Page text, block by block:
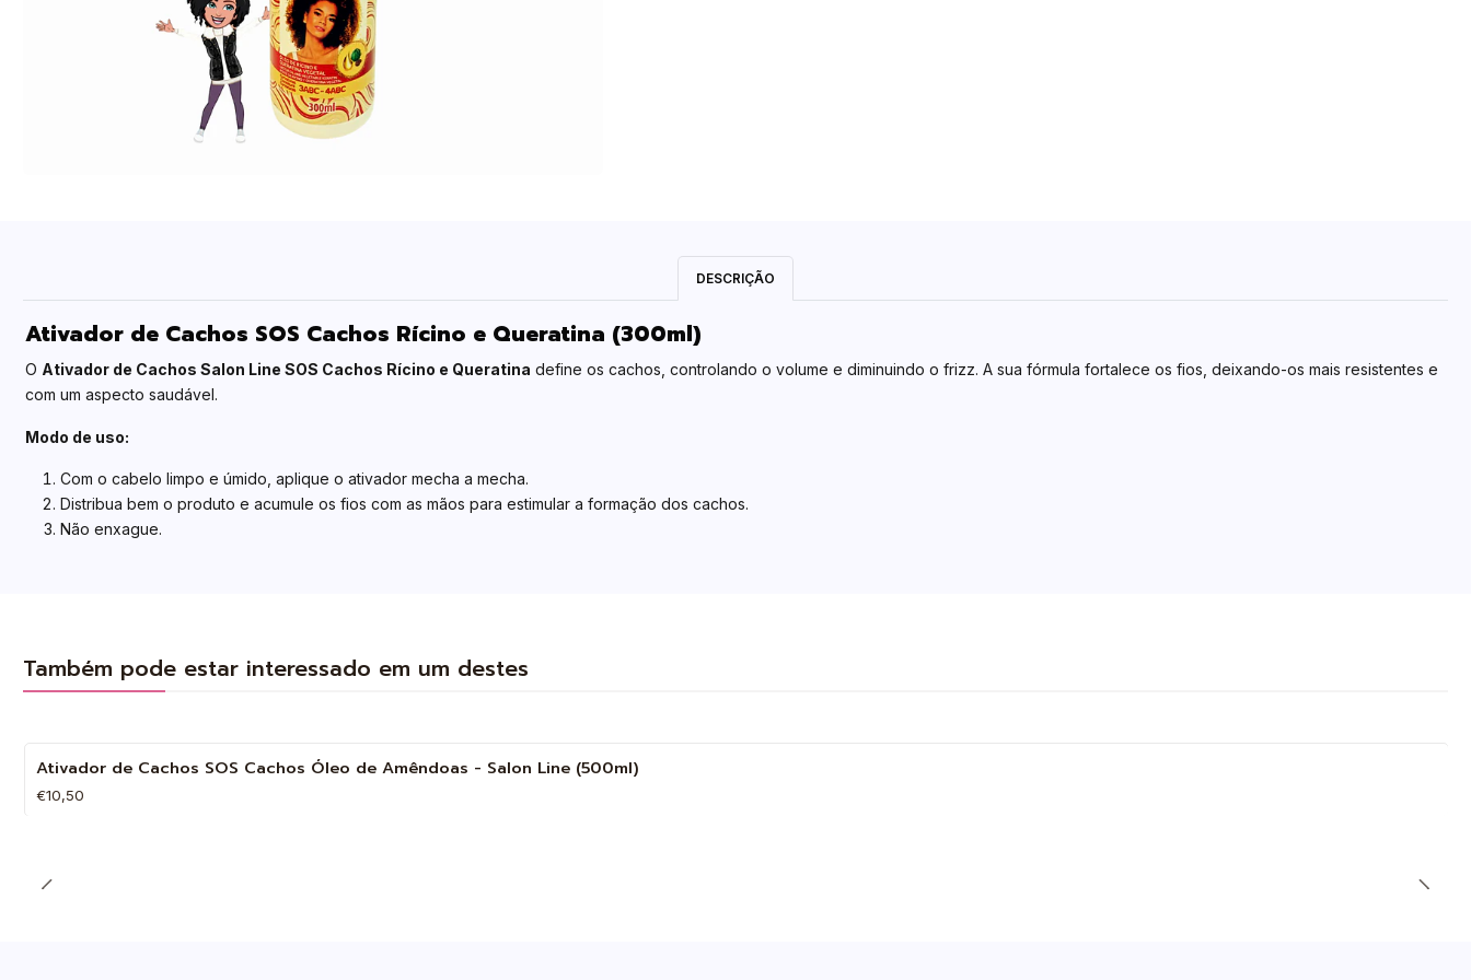
DESCRIÇÃO
Ativador de Cachos SOS Cachos Rícino e Queratina (300ml)
O Ativador de Cachos Salon Line SOS Cachos Rícino e Queratina define os cachos, controlando o volume e diminuindo o frizz. A sua fórmula fortalece os fios, deixando-os mais resistentes e
com um aspecto saudável.
Modo de uso:
Com o cabelo limpo e úmido, aplique o ativador mecha a mecha.
Distribua bem o produto e acumule os fios com as mãos para estimular a formação dos cachos.
Não enxague.
Também pode estar interessado em um destes
Ativador de Cachos SOS Cachos Óleo de Amêndoas - Salon Line (500ml)
€10,50